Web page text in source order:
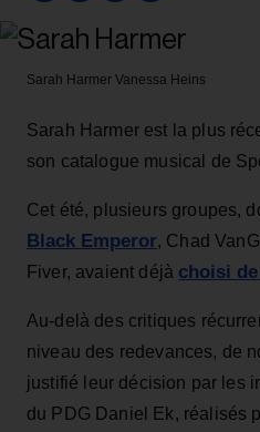
Sarah Harmer Vanessa Heins
Sarah Harmer est la plus
son catalogue musical de
Cet été, plusieurs groupes,
Black Emperor, Chad
Fiver, avaient déjà choisi
Au-delà des critiques
niveau des redevances, de
justifié leur décision par les
du PDG Daniel Ek, réalisés